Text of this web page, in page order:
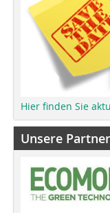
Hier finden Sie
Unsere Partner